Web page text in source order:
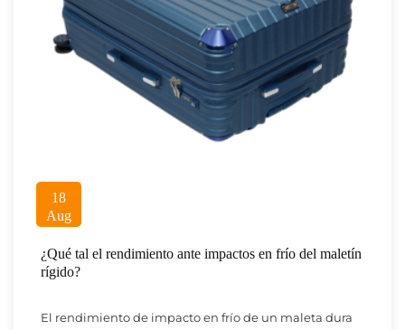
18
Aug
¿Qué tal el rendimiento ante impactos en frío del maletín
rígido?
El rendimiento de impacto en frío de un maleta dura